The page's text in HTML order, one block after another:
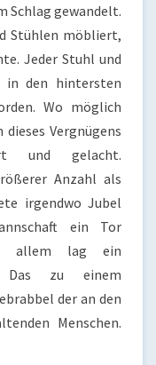
Schlag gewandelt.
Stühlen möbliert,
Jeder Stuhl und
in den hintersten
Wo möglich
Vergnügens
und gelacht.
Anzahl als
irgendwo Jubel
ein Tor
allem lag ein
Das zu einem
der an den
Menschen.